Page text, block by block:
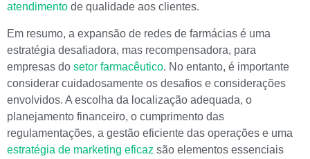
atendimento de qualidade aos clientes.
Em resumo, a expansão de redes de farmácias é uma
estratégia desafiadora, mas recompensadora, para
empresas do setor farmacêutico. No entanto, é importante
considerar cuidadosamente os desafios e considerações
envolvidos. A escolha da localização adequada, o
planejamento financeiro, o cumprimento das
regulamentações, a gestão eficiente das operações e uma
estratégia de marketing eficaz são elementos essenciais